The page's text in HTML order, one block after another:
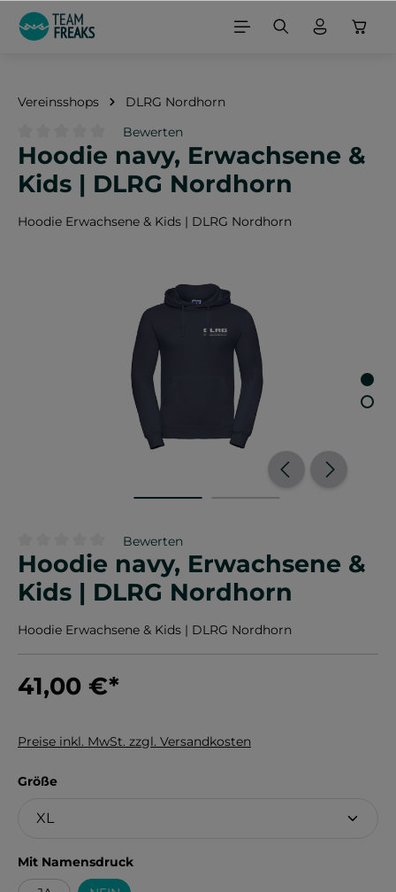
springen
Vereinsshops DLRG Nordhorn
Durchschnittliche Bewertung von 0 von 5 Sternen
Bewerten
Hoodie navy, Erwachsene &
Kids | DLRG Nordhorn
Hoodie Erwachsene & Kids | DLRG Nordhorn
Durchschnittliche Bewertung von 0 von 5 Sternen
Bewerten
Hoodie navy, Erwachsene &
Kids | DLRG Nordhorn
Hoodie Erwachsene & Kids | DLRG Nordhorn
41,00 €*
Preise inkl. MwSt. zzgl. Versandkosten
Größeauswählen
Mit Namensdruckauswählen